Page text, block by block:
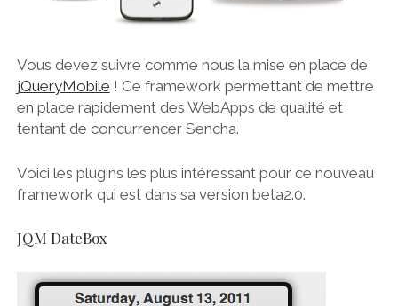
Vous devez suivre comme nous la mise en place de
jQueryMobile ! Ce framework permettant de mettre
en place rapidement des WebApps de qualité et
tentant de concurrencer Sencha.
Voici les plugins les plus intéressant pour ce nouveau
framework qui est dans sa version beta2.0.
JQM DateBox